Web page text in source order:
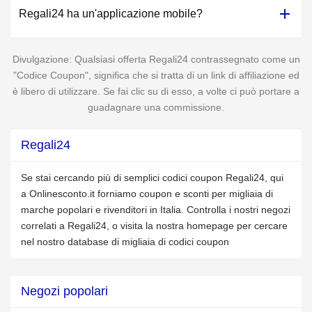
Regali24 ha un'applicazione mobile?
Divulgazione: Qualsiasi offerta Regali24 contrassegnato come un
"Codice Coupon", significa che si tratta di un link di affiliazione ed
è libero di utilizzare. Se fai clic su di esso, a volte ci può portare a
guadagnare una commissione.
Regali24
Se stai cercando più di semplici codici coupon Regali24, qui
a Onlinesconto.it forniamo coupon e sconti per migliaia di
marche popolari e rivenditori in Italia. Controlla i nostri negozi
correlati a Regali24, o visita la nostra homepage per cercare
nel nostro database di migliaia di codici coupon
Negozi popolari